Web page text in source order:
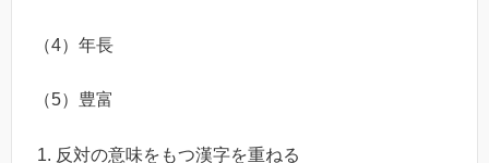
（4）年長
（5）豊富
反対の意味をもつ漢字を重ねる